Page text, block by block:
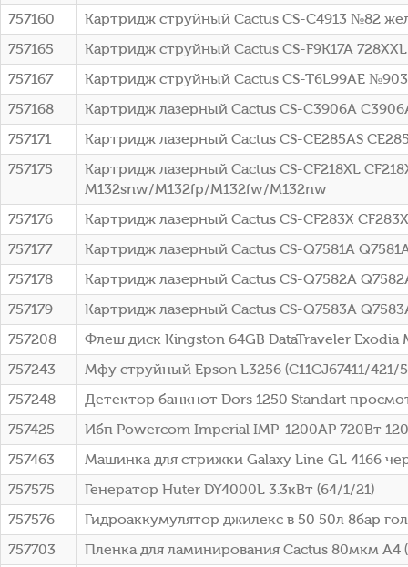
757160
Картридж струйный Cactus CS-C4913 №82
757165
Картридж струйный Cactus CS-F9K17A
757167
Картридж струйный Cactus CS-T6L99AE
757168
Картридж лазерный Cactus CS-C3906A
757171
Картридж лазерный Cactus CS-CE285AS
757175
Картридж лазерный Cactus CS-CF218XL
M132snw/M132fp/M132fw/M132nw
757176
Картридж лазерный Cactus CS-CF283X
757177
Картридж лазерный Cactus CS-Q7581A
757178
Картридж лазерный Cactus CS-Q7582A
757179
Картридж лазерный Cactus CS-Q7583A
757208
Флеш диск Kingston 64GB DataTraveler
757243
Мфу струйный Epson L3256 (C11CJ67411/
757248
Детектор банкнот Dors 1250 Standart
757425
Ибп Powercom Imperial IMP-1200AP 720Вт
757463
Машинка для стрижки Galaxy Line GL 4166
757575
Генератор Huter DY4000L 3.3кВт (64/1/21)
757576
Гидроаккумулятор джилекс в 50 50л 8бар
757703
Пленка для ламинирования Cactus 80мкм A4